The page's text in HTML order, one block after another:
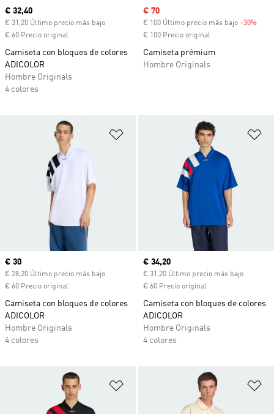
Precio actual
€ 32,40
€ 31,20 Último precio más bajo
€ 60 Precio original
Camiseta con bloques de colores
ADICOLOR
Hombre Originals
4 colores
Precio de venta
€ 70
€ 100 Último precio más bajo -30%
€ 100 Precio original
Camiseta prémium
Hombre Originals
Añadir a la lista de deseos
Precio actual
€ 30
€ 28,20 Último precio más bajo
€ 60 Precio original
Camiseta con bloques de colores
ADICOLOR
Hombre Originals
4 colores
Precio actual
€ 34,20
€ 31,20 Último precio más bajo
€ 60 Precio original
Camiseta con bloques de colores
ADICOLOR
Hombre Originals
4 colores
Añadir a la lista de deseos